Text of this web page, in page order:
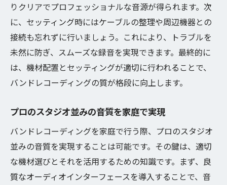
りクリアでプロフェッショナルな音源が得られます。次
に、セッティング時にはケーブルの整理や周辺機器との
接続も忘れずに行いましょう。これにより、トラブルを
未然に防ぎ、スムーズな録音を実現できます。最終的に
は、機材配置とセッティングが適切に行われることで、
バンドレコーディングの質が格段に向上します。
プロのスタジオ並みの音質を家庭で実現
バンドレコーディングを家庭で行う際、プロのスタジオ
並みの音質を実現することは可能です。その鍵は、適切
な機材選びとそれを活用するための知識です。まず、良
質なオーディオインターフェースを導入することで、音